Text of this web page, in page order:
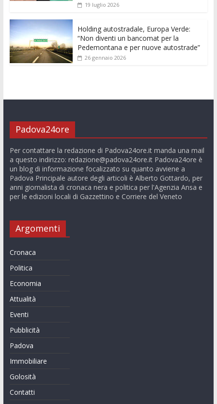
19 luglio 2026
Holding autostradale, Europa Verde:
“Non diventi un bancomat per la
Pedemontana e per nuove autostrade”
26 gennaio 2026
Padova24ore
Per contattare la redazione di Padova24ore.it manda una mail
a questo indirizzo: redazione@padova24ore.itPadova24ore è
un blog di informazione focalizzato su quanto avviene a
Padova Principale autore degli articoli è Alberto Gottardo, per
anni giornalista di cronaca nera e politica per l'Agenzia Ansa e
per le edizioni locali di Gazzettino e Corriere del Veneto
Argomenti
Cronaca
Politica
Economia
Attualità
Eventi
Pubblicità
Padova
Immobiliare
Golosità
Contatti